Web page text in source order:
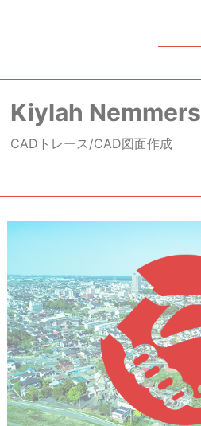
Kiylah Nemmers
CADトレース/CAD図面作成